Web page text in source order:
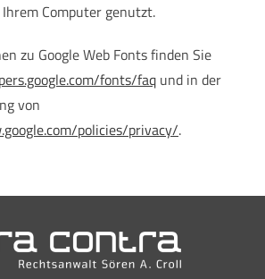
Computer genutzt.
zu Google Web Fonts finden Sie
fonts/faq und in der
von
policies/privacy/.